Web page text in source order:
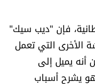
فإن "ديب سيك"
الأخرى التي تعمل
أنه يميل إلى
يشرح أسباب